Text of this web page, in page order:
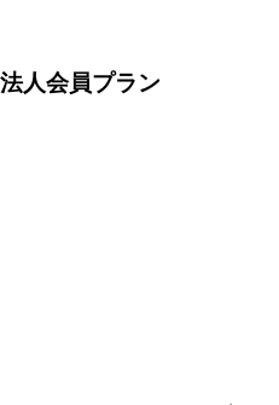
人会員プラン